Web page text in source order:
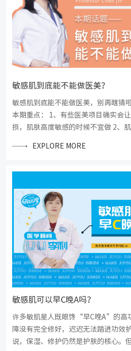
敏感肌到底能不能做医美？
敏感肌到底能不能做医美，别再瞎猜
本期重点： 1、有些医美项目确实会
损，肌肤高度敏感的时候不宜做 2、
EXPLORE MORE
敏感肌可以早C晚A吗？
许多敏肌星人既眼馋“早C晚A”的高
障没有完全修好，迟迟无法踏进功效
说，保湿、修护仍然是护肤的核心。